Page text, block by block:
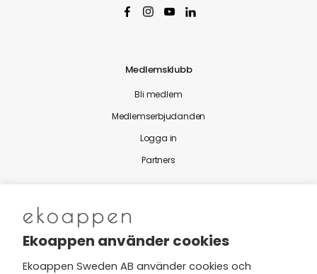
Medlemsklubb
Bli medlem
Medlemserbjudanden
Logga in
Partners
Nytt från Ekoappen
Ekoappen använder cookies
Ekoappen Sweden AB använder cookies och